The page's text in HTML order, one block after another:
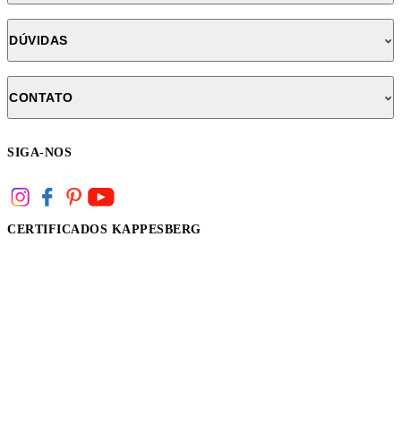
DÚVIDAS
CONTATO
SIGA-NOS
CERTIFICADOS KAPPESBERG